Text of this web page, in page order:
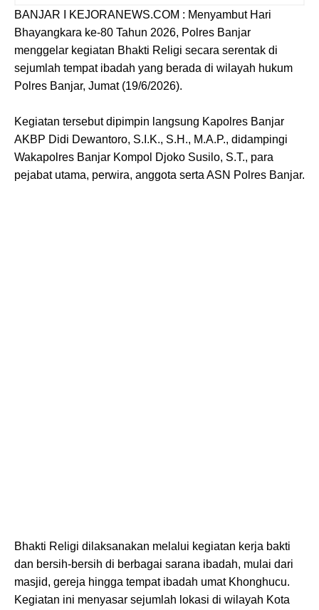
BANJAR I KEJORANEWS.COM : Menyambut Hari
Bhayangkara ke-80 Tahun 2026, Polres Banjar
menggelar kegiatan Bhakti Religi secara serentak di
sejumlah tempat ibadah yang berada di wilayah hukum
Polres Banjar, Jumat (19/6/2026).
Kegiatan tersebut dipimpin langsung Kapolres Banjar
AKBP Didi Dewantoro, S.I.K., S.H., M.A.P., didampingi
Wakapolres Banjar Kompol Djoko Susilo, S.T., para
pejabat utama, perwira, anggota serta ASN Polres Banjar.
Bhakti Religi dilaksanakan melalui kegiatan kerja bakti
dan bersih-bersih di berbagai sarana ibadah, mulai dari
masjid, gereja hingga tempat ibadah umat Khonghucu.
Kegiatan ini menyasar sejumlah lokasi di wilayah Kota